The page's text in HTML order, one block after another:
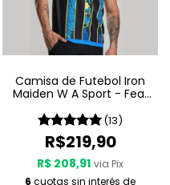
Camisa de Futebol Iron
Maiden W A Sport - Fear
(13)
R$219,90
R$ 208,91 via Pix
6 cuotas sin interés de